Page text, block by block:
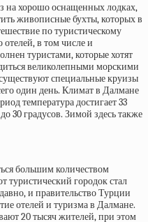
на хорошо оснащенных лодках,
живописные бухты, которых в
по туристическому
в том числе и
туристами, которые хотят
великолепными морскими
специальные круизы
один день. Климат в Далмане
температура достигает 33
30 градусов. Зимой здесь также
большим количеством
туристический городок стал
и правительство Турции
отелей и туризма в Далмане.
20 тысяч жителей, при этом